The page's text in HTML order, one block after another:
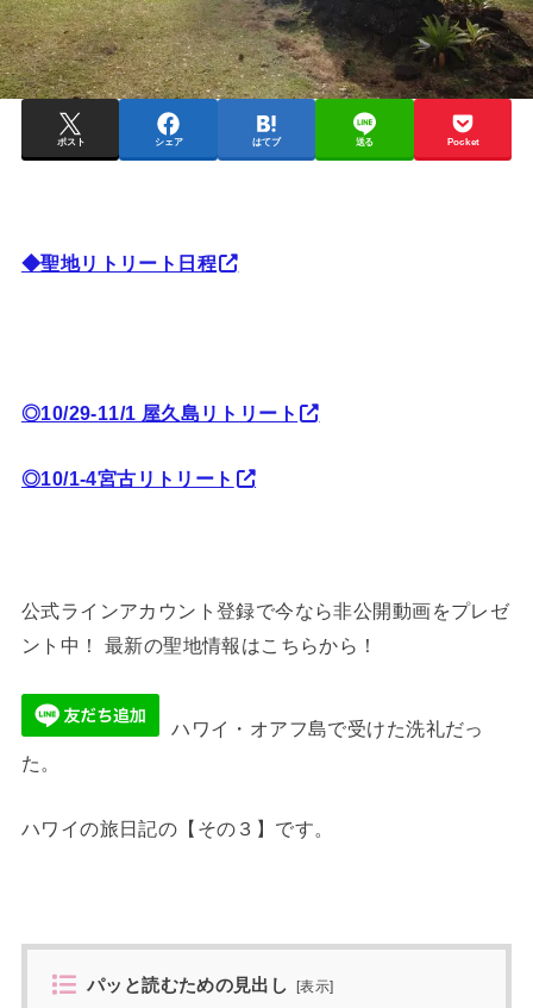
ポスト シェア はてブ 送る Pocket
◆聖地リトリート日程
◎10/29-11/1 屋久島リトリート
◎10/1-4宮古リトリート
公式ラインアカウント登録で今なら非公開動画をプレゼ
ント中！ 最新の聖地情報はこちらから！
ハワイ・オアフ島で受けた洗礼だっ
た。
ハワイの旅日記の【その３】です。
パッと読むための見出し [表示]